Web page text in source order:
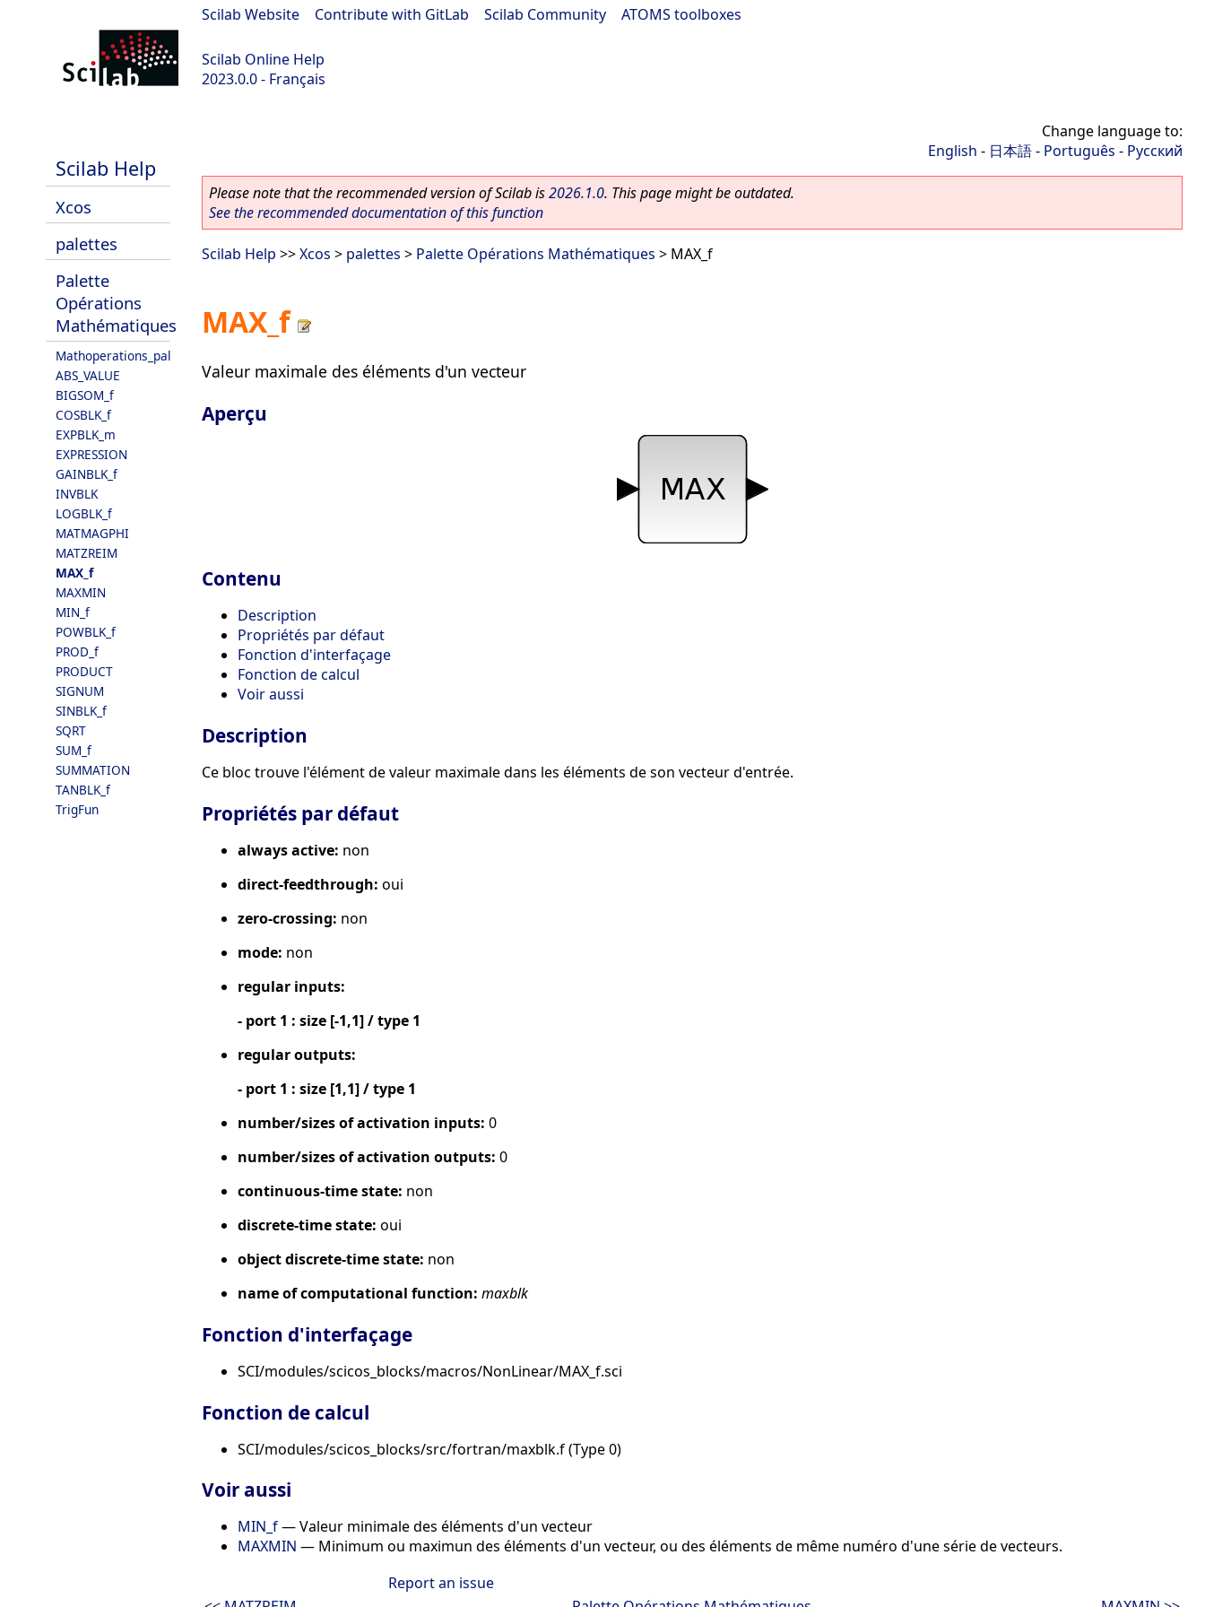
Scilab Website Contribute with GitLab Scilab Community ATOMS toolboxes
Scilab Online Help
2023.0.0 - Français
Scilab Help
Xcos
palettes
Palette
Opérations
Mathématiques
Mathoperations_pal
ABS_VALUE
BIGSOM_f
COSBLK_f
EXPBLK_m
EXPRESSION
GAINBLK_f
INVBLK
LOGBLK_f
MATMAGPHI
MATZREIM
MAX_f
MAXMIN
MIN_f
POWBLK_f
PROD_f
PRODUCT
SIGNUM
SINBLK_f
SQRT
SUM_f
SUMMATION
TANBLK_f
TrigFun
Change language to:
English - 日本語- Português - Русский
Please note that the recommended version of Scilab is2026.1.0. This page might be outdated.
See the recommended documentation of this function
Scilab Help >>Xcos > palettes > Palette Opérations Mathématiques > MAX_f
MAX_f
Valeur maximale des éléments d'un vecteur
Aperçu
Contenu
Description
Propriétés par défaut
Fonction d'interfaçage
Fonction de calcul
Voir aussi
Description
Ce bloc trouve l'élément de valeur maximale dans les éléments de son vecteur d'entrée.
Propriétés par défaut
always active: non
direct-feedthrough: oui
zero-crossing: non
mode: non
regular inputs:
- port 1 : size [-1,1] / type 1
regular outputs:
- port 1 : size [1,1] / type 1
number/sizes of activation inputs: 0
number/sizes of activation outputs: 0
continuous-time state: non
discrete-time state: oui
object discrete-time state: non
name of computational function: maxblk
Fonction d'interfaçage
SCI/modules/scicos_blocks/macros/NonLinear/MAX_f.sci
Fonction de calcul
SCI/modules/scicos_blocks/src/fortran/maxblk.f (Type 0)
Voir aussi
MIN_f— Valeur minimale des éléments d'un vecteur
MAXMIN — Minimum ou maximun des éléments d'un vecteur, ou des éléments de même numéro d'une série de vecteurs.
Report an issue